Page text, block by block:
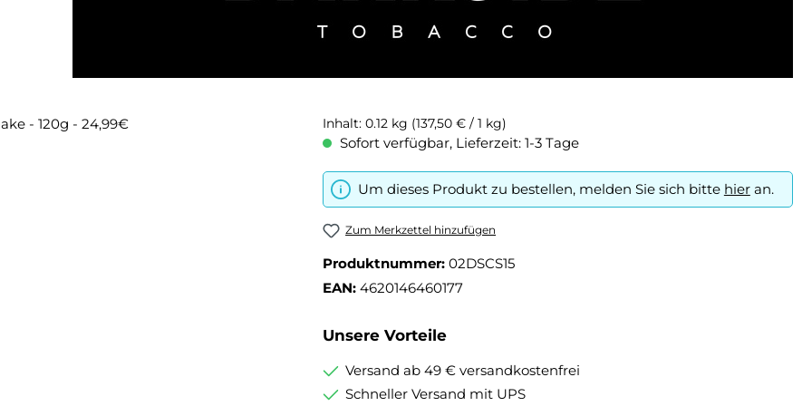
Inhalt: 0.12 kg (137,50 € / 1 kg)
Sofort verfügbar, Lieferzeit: 1-3 Tage
Um dieses Produkt zu bestellen, melden Sie sich bitte hieran.
Zum Merkzettel hinzufügen
Produktnummer: 02DSCS15
EAN: 4620146460177
Unsere Vorteile
Versand ab 49 € versandkostenfrei
Schneller Versand mit UPS